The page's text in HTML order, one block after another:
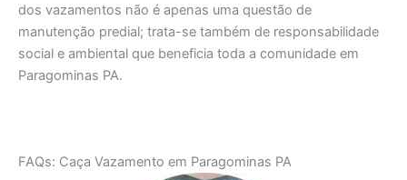
dos vazamentos não é apenas uma questão de
manutenção predial; trata-se também de responsabilidade
social e ambiental que beneficia toda a comunidade em
Paragominas PA.
FAQs: Caça Vazamento em Paragominas PA